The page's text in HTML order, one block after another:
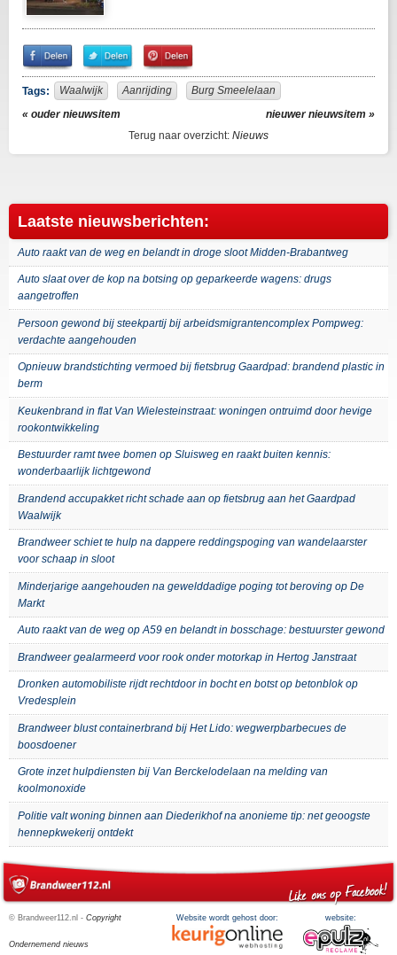
Share
on
Facebook
Share
on
Twitter
Pin
It!
Tags: Waalwijk Aanrijding
Burg Smeelelaan
« ouder nieuwsitem
nieuwer nieuwsitem »
Terug naar overzicht: Nieuws
Laatste nieuwsberichten:
Auto raakt van de weg en belandt in droge sloot Midden-Brabantweg
Auto slaat over de kop na botsing op geparkeerde wagens: drugs
aangetroffen
Persoon gewond bij steekpartij bij arbeidsmigrantencomplex Pompweg:
verdachte aangehouden
Opnieuw brandstichting vermoed bij fietsbrug Gaardpad: brandend plastic in
berm
Keukenbrand in flat Van Wielesteinstraat: woningen ontruimd door hevige
rookontwikkeling
Bestuurder ramt twee bomen op Sluisweg en raakt buiten kennis:
wonderbaarlijk lichtgewond
Brandend accupakket richt schade aan op fietsbrug aan het Gaardpad
Waalwijk
Brandweer schiet te hulp na dappere reddingspoging van wandelaarster
voor schaap in sloot
Minderjarige aangehouden na gewelddadige poging tot beroving op De
Markt
Auto raakt van de weg op A59 en belandt in bosschage: bestuurster gewond
Brandweer gealarmeerd voor rook onder motorkap in Hertog Janstraat
Dronken automobiliste rijdt rechtdoor in bocht en botst op betonblok op
Vredesplein
Brandweer blust containerbrand bij Het Lido: wegwerpbarbecues de
boosdoener
Grote inzet hulpdiensten bij Van Berckelodelaan na melding van
koolmonoxide
Politie valt woning binnen aan Diederikhof na anonieme tip: net geoogste
hennepkwekerij ontdekt
© Brandweer112.nl - Copyright
Ondernemend nieuws
Website wordt gehost door: website: